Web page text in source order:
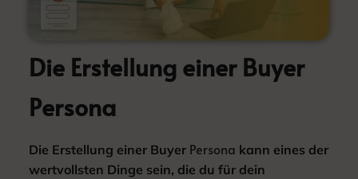
Die Erstellung einer Buyer
Persona
Die Erstellung einer Buyer Persona kann eines der
wertvollsten Dinge sein, die du für dein